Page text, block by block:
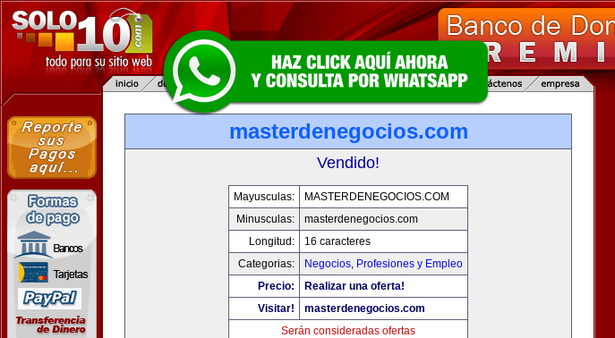
masterdenegocios.com
Vendido!
Mayusculas:
MASTERDENEGOCIOS.COM
Minusculas:
masterdenegocios.com
Longitud:
16 caracteres
Categorias:
Negocios, Profesiones y Empleo
Precio:
Realizar una oferta!
Visitar!
masterdenegocios.com
Serán consideradas ofertas